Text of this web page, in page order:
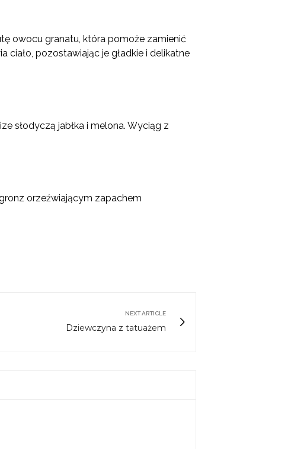
owocu granatu , która pomoże zamienić
ciało, pozostawiając je gładkie i delikatne
ze słodyczą jabłka i melona. Wyciąg z
z orzeźwiającym zapachem
NEXT ARTICLE
Dziewczyna z tatuażem